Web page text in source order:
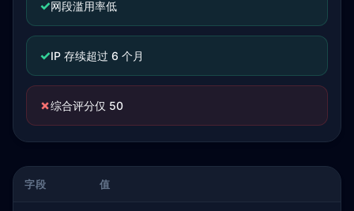
✓网段滥用率低
✓IP 存续超过 6 个月
✗综合评分仅 50
字段 值